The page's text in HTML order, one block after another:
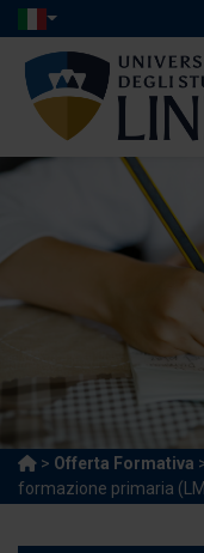
> Offerta Formativa
formazione primaria